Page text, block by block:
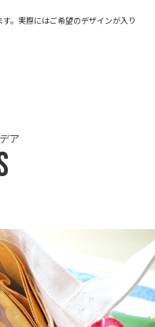
。実際にはご希望のデザインが入り
ア